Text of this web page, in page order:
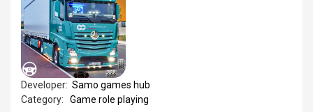
Developer: Samo games hub
Category:
Game role playing